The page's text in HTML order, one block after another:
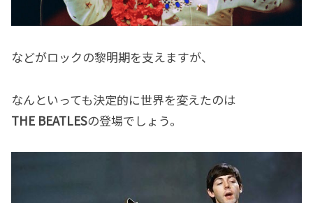
などがロックの黎明期を支えますが、
なんといっても決定的に世界を変えたのは
THE BEATLESの登場でしょう。